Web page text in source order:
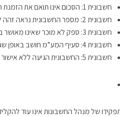
חשבונית 1: הסכום אינו תואם את הזמנת הרכש המקורית במערכת ה-ERP.
חשבונית 2: מספר החשבונית נראה זהה לחשבונית שכבר שולמה בחודש שעבר (חשד לכפילות).
חשבונית 3: ספק לא מוכר שאינו מאושר במערכת.
חשבונית 4: סעיף המע”מ חושב באופן שגוי.
חשבונית 5: החשבונית הגיעה ללא אישור מנהל מחלקה מתאים.
של מנהל החשבונות אינו עוד להקליד את 95 החשבוניות